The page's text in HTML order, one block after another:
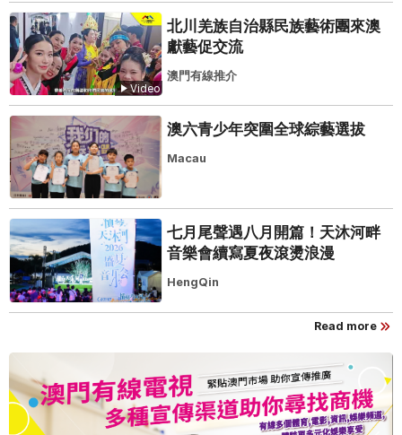
Video
北川羌族自治縣民族藝術團來澳
獻藝促交流
澳門有線推介
澳六青少年突圍全球綜藝選拔
Macau
七月尾聲遇八月開篇！天沐河畔
音樂會續寫夏夜滾燙浪漫
HengQin
Read more